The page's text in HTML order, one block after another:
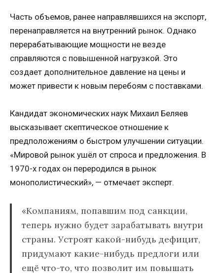
Часть объемов, ранее направлявшихся на экспорт,
перенаправляется на внутренний рынок. Однако
перерабатывающие мощности не везде
справляются с повышенной нагрузкой. Это
создает дополнительное давление на цены и
может привести к новым перебоям с поставками.
Кандидат экономических наук Михаил Беляев
высказывает скептическое отношение к
предположениям о быстром улучшении ситуации.
«Мировой рынок ушёл от спроса и предложения. В
1970-х годах он переродился в рынок
монополистический», — отмечает эксперт.
«Компаниям, попавшим под санкции,
теперь нужно будет зарабатывать внутри
страны. Устроят какой-нибудь дефицит,
придумают какие-нибудь предлоги или
ещё что-то, что позволит им повышать